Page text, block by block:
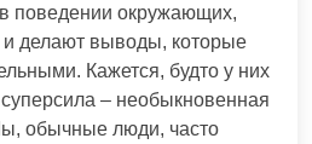
поведении окружающих,
и делают выводы, которые
Кажется, будто у них
суперсила – необыкновенная
обычные люди, часто